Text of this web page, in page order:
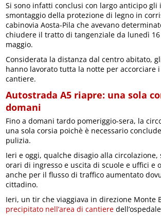
Si sono infatti conclusi con largo anticipo
smontaggio della protezione di legno in
cabinovia Aosta-Pila che avevano
chiudere il tratto di tangenziale da lunedì 16
maggio.
Considerata la distanza dal centro abitato,
hanno lavorato tutta la notte per accorciare
cantiere.
Autostrada A5 riapre: una sola
domani
Fino a domani tardo pomeriggio-sera, la
una sola corsia poichè è necessario
pulizia.
Ieri e oggi, qualche disagio alla
orari di ingresso e uscita di scuole e uffici e
anche per il flusso di traffico aumentato
cittadino.
Ieri, un tir che viaggiava in direzione Monte
precipitato nell’area di cantiere